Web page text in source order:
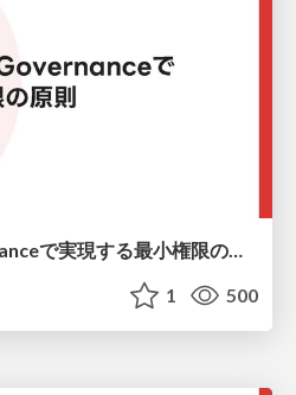
Okta Identity Governanceで実現する最小権限の原則
1 500